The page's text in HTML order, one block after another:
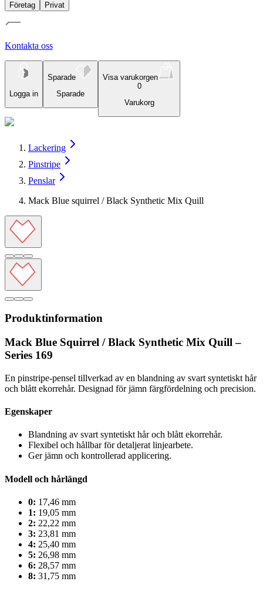
Företag Privat
Kontakta oss
Logga in
Sparade
Sparade
Visa varukorgen
0
Varukorg
Lackering
Pinstripe
Penslar
Mack Blue squirrel / Black Synthetic Mix Quill
Produktinformation
Mack Blue Squirrel / Black Synthetic Mix Quill –
Series 169
En pinstripe-pensel tillverkad av en blandning av svart syntetiskt hår
och blått ekorrehår. Designad för jämn färgfördelning och precision.
Egenskaper
Blandning av svart syntetiskt hår och blått ekorrehår.
Flexibel och hållbar för detaljerat linjearbete.
Ger jämn och kontrollerad applicering.
Modell och hårlängd
0: 17,46 mm
1: 19,05 mm
2: 22,22 mm
3: 23,81 mm
4: 25,40 mm
5: 26,98 mm
6: 28,57 mm
8: 31,75 mm